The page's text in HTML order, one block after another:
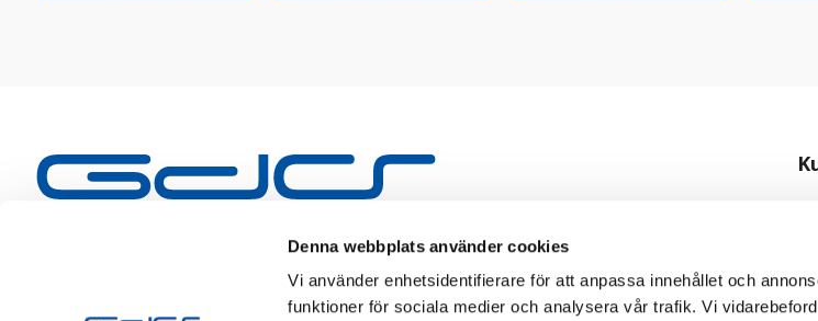
Denna webbplats använder cookies
Vi använder enhetsidentifierare för att anpassa innehållet och
funktioner för sociala medier och analysera vår trafik. Vi